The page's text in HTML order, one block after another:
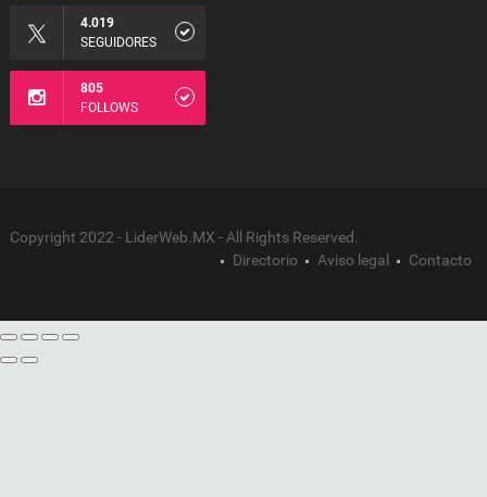
4.019
SEGUIDORES
805
FOLLOWS
Copyright 2022 - LiderWeb.MX - All Rights Reserved.
Directorio
Aviso legal Contacto